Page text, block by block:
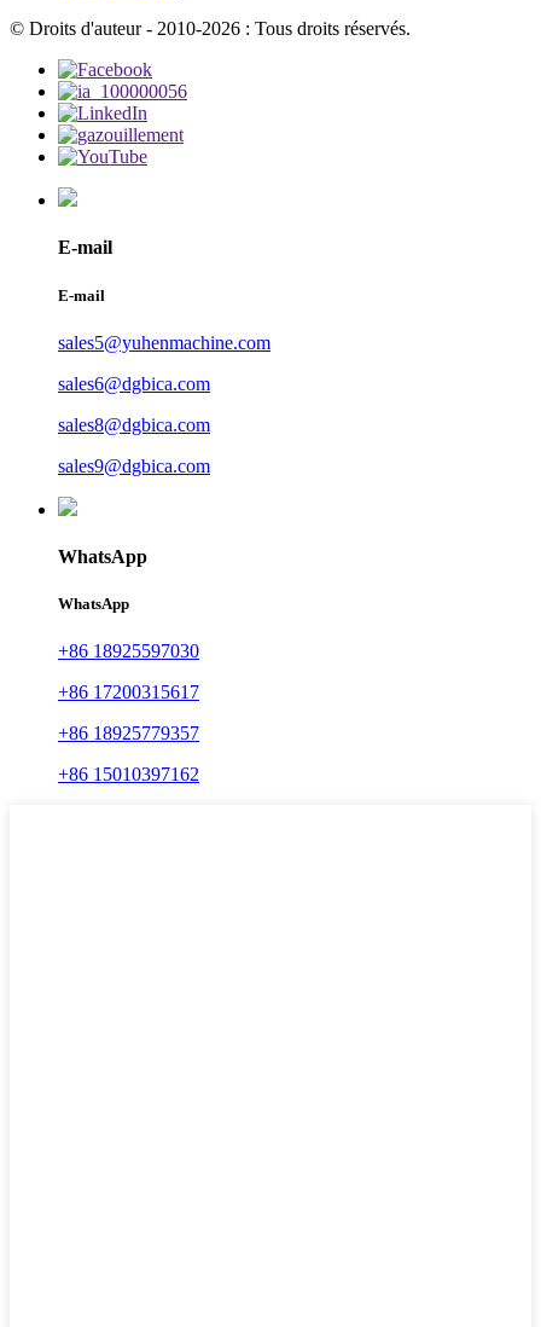
© Droits d'auteur - 2010-2026 : Tous droits réservés.
E-mail
E-mail
sales5@yuhenmachine.com
sales6@dgbica.com
sales8@dgbica.com
sales9@dgbica.com
WhatsApp
WhatsApp
+86 18925597030
+86 17200315617
+86 18925779357
+86 15010397162